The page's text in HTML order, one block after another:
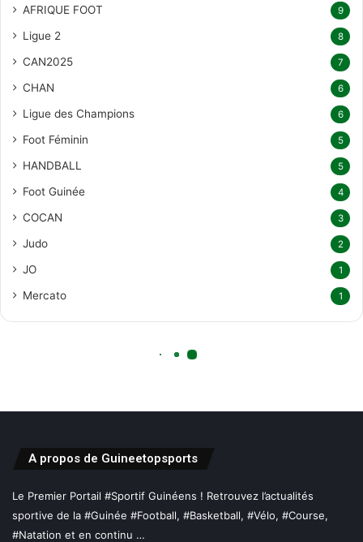
A propos de Guineetopsports
Le Premier Portail #Sportif Guinéens ! Retrouvez l’actualités
sportive de la #Guinée #Football, #Basketball, #Vélo, #Course,
#Natation et en continu …